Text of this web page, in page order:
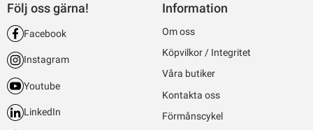
Följ oss gärna!
Facebook
Instagram
Youtube
LinkedIn
Information
Om oss
Köpvilkor / Integritet
Våra butiker
Kontakta oss
Förmånscykel